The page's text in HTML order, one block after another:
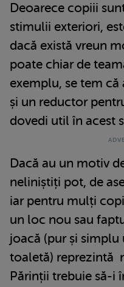
Deoarece copiii
stimulii exteriori,
dacă există vreun
poate chiar de
exemplu, se tem
și un reductor
dovedi util în acest
Dacă au un motiv
neliniștiți pot, de
iar pentru mulți
un loc nou sau
joacă (pur și simplu
toaletă) reprezintă
Părinții trebuie să-i